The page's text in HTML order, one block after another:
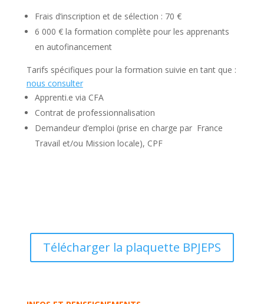
Frais d’inscription et de sélection : 70 €
6 000 € la formation complète pour les apprenants
en autofinancement
Tarifs spécifiques pour la formation suivie en tant que :
nous consulter
Apprenti.e via CFA
Contrat de professionnalisation
Demandeur d’emploi (prise en charge par France
Travail et/ou Mission locale), CPF
Télécharger la plaquette BPJEPS